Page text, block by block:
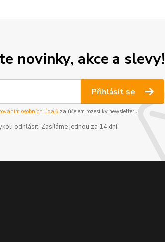
novinky, akce a slevy!
Přihlásit se
osobních údajůza účelem rozesílky newsletteru.
odhlásit. Zasíláme jednou za 14 dní.